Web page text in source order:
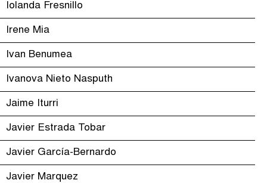
Iolanda Fresnillo
Irene Mia
Ivan Benumea
Ivanova Nieto Nasputh
Jaime Iturri
Javier Estrada Tobar
Javier García-Bernardo
Javier Marquez